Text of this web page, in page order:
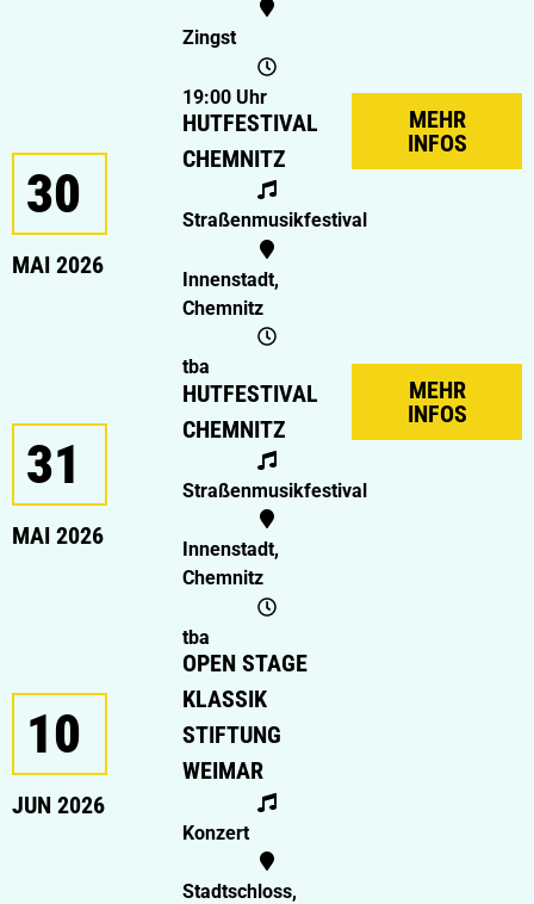
Zingst
19:00 Uhr
30
MAI 2026
HUTFESTIVAL
CHEMNITZ
Straßenmusikfestival
Innenstadt,
Chemnitz
tba
MEHR
INFOS
31
MAI 2026
HUTFESTIVAL
CHEMNITZ
Straßenmusikfestival
Innenstadt,
Chemnitz
tba
MEHR
INFOS
10
JUN 2026
OPEN STAGE
KLASSIK
STIFTUNG
WEIMAR
Konzert
Stadtschloss,